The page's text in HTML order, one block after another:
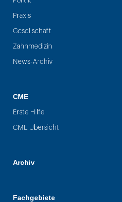
Praxis
Gesellschaft
Zahnmedizin
News-Archiv
CME
Erste Hilfe
CME Übersicht
Archiv
Fachgebiete